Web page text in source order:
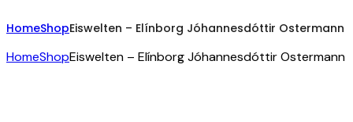
HomeShopEiswelten – Elínborg Jóhannesdóttir Ostermann
HomeShopEiswelten – Elínborg Jóhannesdóttir Ostermann